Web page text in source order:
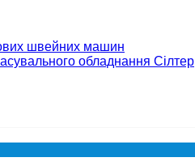
швейних машин
обладнання Сілтер